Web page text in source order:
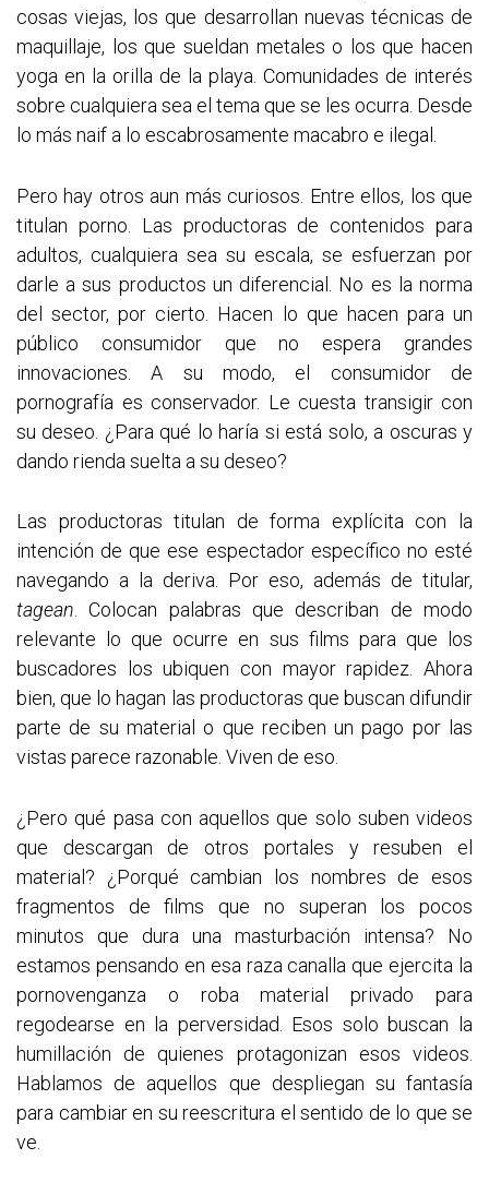
cosas viejas, los que desarrollan nuevas técnicas de
maquillaje, los que sueldan metales o los que hacen
yoga en la orilla de la playa. Comunidades de interés
sobre cualquiera sea el tema que se les ocurra. Desde
lo más naif a lo escabrosamente macabro e ilegal.
Pero hay otros aun más curiosos. Entre ellos, los que
titulan porno. Las productoras de contenidos para
adultos, cualquiera sea su escala, se esfuerzan por
darle a sus productos un diferencial. No es la norma
del sector, por cierto. Hacen lo que hacen para un
público consumidor que no espera grandes
innovaciones. A su modo, el consumidor de
pornografía es conservador. Le cuesta transigir con
su deseo. ¿Para qué lo haría si está solo, a oscuras y
dando rienda suelta a su deseo?
Las productoras titulan de forma explícita con la
intención de que ese espectador específico no esté
navegando a la deriva. Por eso, además de titular,
tagean. Colocan palabras que describan de modo
relevante lo que ocurre en sus films para que los
buscadores los ubiquen con mayor rapidez. Ahora
bien, que lo hagan las productoras que buscan difundir
parte de su material o que reciben un pago por las
vistas parece razonable. Viven de eso.
¿Pero qué pasa con aquellos que solo suben videos
que descargan de otros portales y resuben el
material? ¿Porqué cambian los nombres de esos
fragmentos de films que no superan los pocos
minutos que dura una masturbación intensa? No
estamos pensando en esa raza canalla que ejercita la
pornovenganza o roba material privado para
regodearse en la perversidad. Esos solo buscan la
humillación de quienes protagonizan esos videos.
Hablamos de aquellos que despliegan su fantasía
para cambiar en su reescritura el sentido de lo que se
ve.